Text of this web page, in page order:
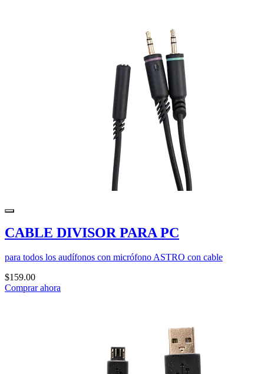
CABLE DIVISOR PARA PC
para todos los audífonos con micrófono ASTRO con cable
$159.00
Comprar ahora